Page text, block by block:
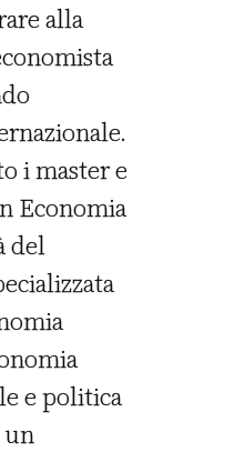
alla
i master e
Economia
del
e politica
un